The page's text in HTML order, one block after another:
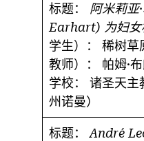
标题：
阿米莉亚
Earhart) 为妇女
学生）：
稀树草
教师）：
帕姆·
学校：
诸圣天主
州诺曼）
标题：
André